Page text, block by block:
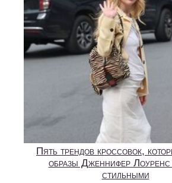
Пять трендов кроссовок,
образы Дженнифер Лоуренс
стильными